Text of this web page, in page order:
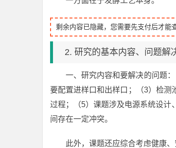
剩余内容已隐藏，您需要先支付后才能
2. 研究的基本内容、问题解
一、研究内容和要解决的问题
要配置进样口和出样口；（3）检测
过程；（5）课题涉及电源系统设计
间存在一定冲突。
此外，课题还应综合考虑健康